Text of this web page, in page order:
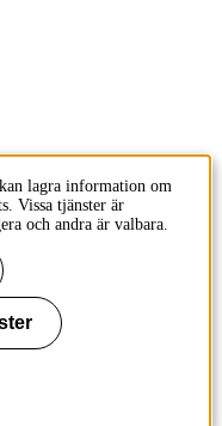
lagra information om
Vissa tjänster är
och andra är valbara.